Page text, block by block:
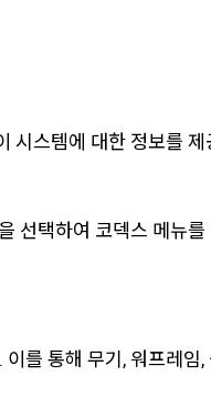
시스템에 대한 정보를
선택하여 코덱스 메뉴를
를 통해 무기, 워프레임